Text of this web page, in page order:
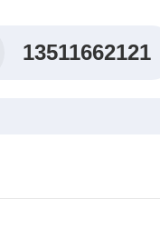
13511662121